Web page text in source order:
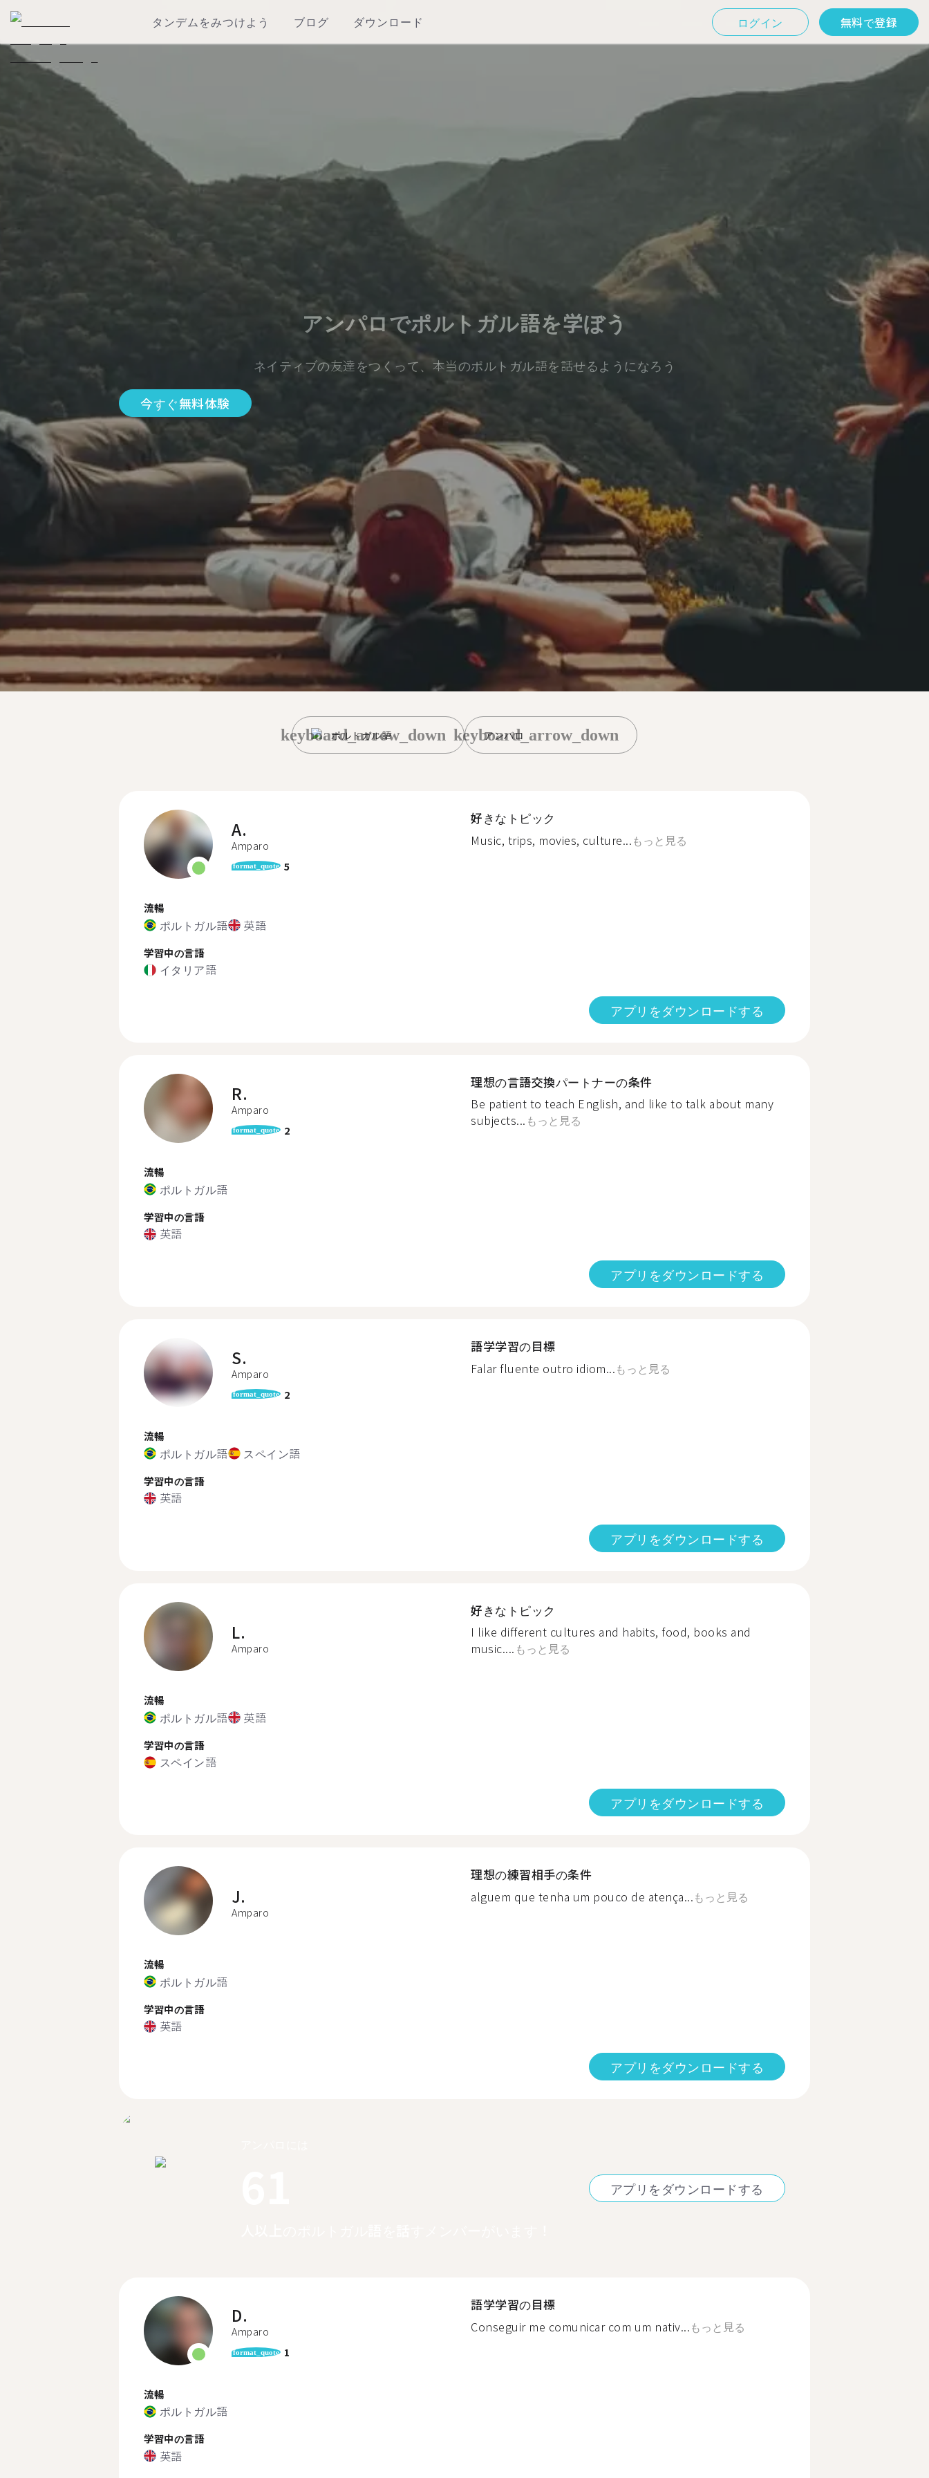
タンデムをみつけよう ブログ ダウンロード ログイン 無料で登録
アンパロでポルトガル語を学ぼう
ネイティブの友達をつくって、本当のポルトガル語を話せるようになろう
今すぐ無料体験
ポルトガル語
keyboard_arrow_down アンパロ
keyboard_arrow_down
A.
Amparo
format_quote 5
流暢
ポルトガル語 英語
学習中の言語
イタリア語
好きなトピック
Music, trips, movies, culture...もっと見る
アプリをダウンロードする
R.
Amparo
format_quote 2
流暢
ポルトガル語
学習中の言語
英語
理想の言語交換パートナーの条件
Be patient to teach English, and like to talk about many
subjects... もっと見る
アプリをダウンロードする
S.
Amparo
format_quote 2
流暢
ポルトガル語 スペイン語
学習中の言語
英語
語学学習の目標
Falar fluente outro idiom...もっと見る
アプリをダウンロードする
L.
Amparo
流暢
ポルトガル語 英語
学習中の言語
スペイン語
好きなトピック
I like different cultures and habits, food, books and
music.... もっと見る
アプリをダウンロードする
J.
Amparo
流暢
ポルトガル語
学習中の言語
英語
理想の練習相手の条件
alguem que tenha um pouco de atença...もっと見る
アプリをダウンロードする
アプリをダウンロードする
D.
Amparo
format_quote 1
流暢
ポルトガル語
学習中の言語
英語
語学学習の目標
Conseguir me comunicar com um nativ...もっと見る